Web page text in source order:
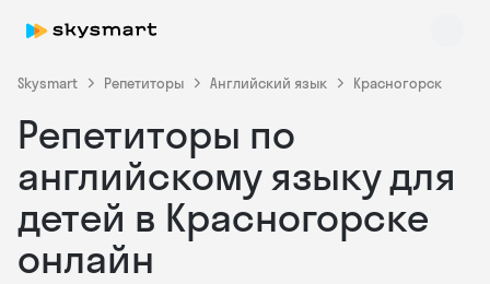
Skysmart Репетиторы Английский язык Красногорск
Репетиторы по
английскому языку для
детей в Красногорске
онлайн